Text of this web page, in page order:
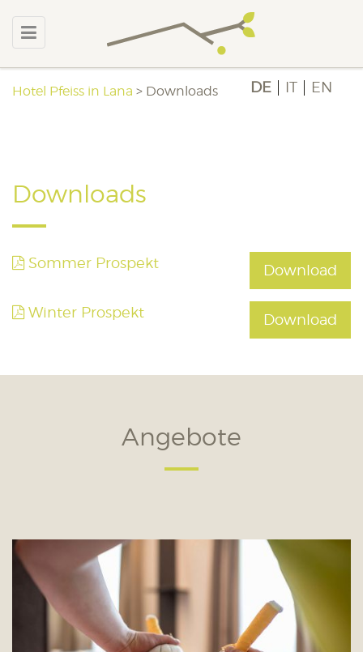
DE IT EN
Hotel Pfeiss in Lana > Downloads
Downloads
Sommer Prospekt Download
Winter Prospekt Download
Angebote